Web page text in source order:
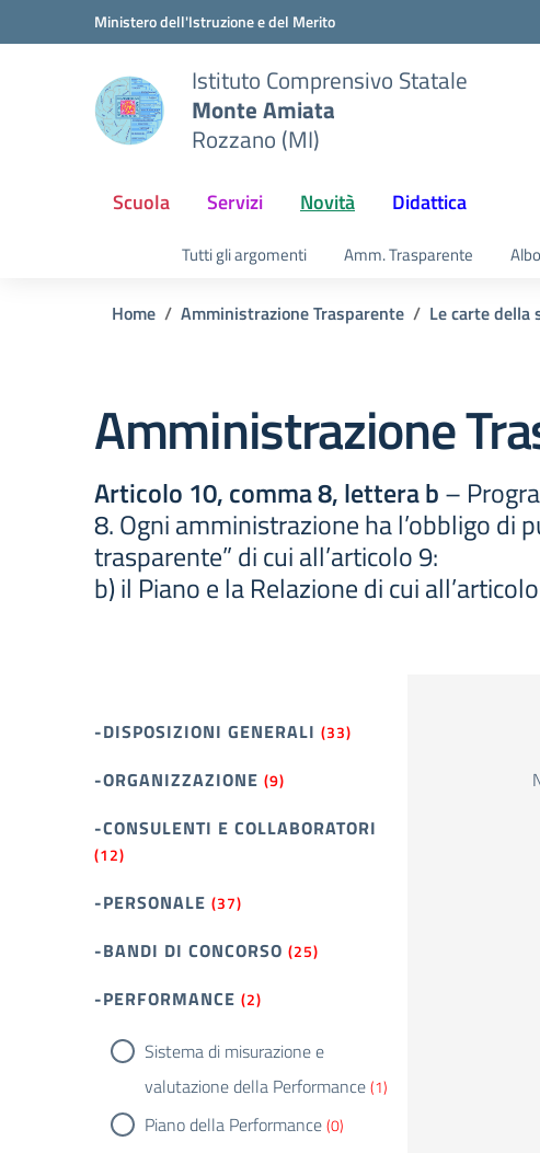
Vai ai contenuti
Vai al menu di navigazioneMinistero dell'Istruzione e del Merito
Istituto Comprensivo Statale
Monte Amiata
Rozzano (MI)
Scuola Servizi Novità Didattica
Tutti gli argomenti Amm. Trasparente
Home Amministrazione Trasparente Le carte della
Amministrazione
Articolo 10, comma 8, lettera b–
8. Ogni amministrazione ha l’obbligo di
trasparente” di cui all’articolo 9:
b) il Piano e la Relazione di cui
-DISPOSIZIONI GENERALI (33)
-ORGANIZZAZIONE (9)
-CONSULENTI E COLLABORATORI
(12)
-PERSONALE (37)
-BANDI DI CONCORSO (25)
-PERFORMANCE (2)
Sistema di misurazione e
valutazione della Performance(1)
Piano della Performance(0)